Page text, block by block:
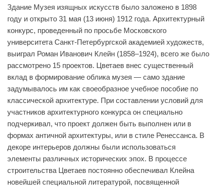
Здание Музея изящных искусств было заложено в 1898
году и открыто 31 мая (13 июня) 1912 года. Архитектурный
конкурс, проведенный по просьбе Московского
университета Санкт-Петербургской академией художеств,
выиграл Роман Иванович Клейн (1858–1924), всего же было
рассмотрено 15 проектов. Цветаев внес существенный
вклад в формирование облика музея — само здание
задумывалось им как своеобразное учебное пособие по
классической архитектуре. При составлении условий для
участников архитектурного конкурса он специально
подчеркивал, что проект должен быть выполнен или в
формах античной архитектуры, или в стиле Ренессанса. В
декоре интерьеров должны были использоваться
элементы различных исторических эпох. В процессе
строительства Цветаев постоянно обеспечивал Клейна
новейшей специальной литературой, посвященной